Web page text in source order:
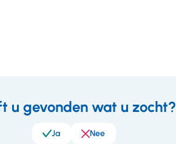
u gevonden wat u zocht?
Ja Nee